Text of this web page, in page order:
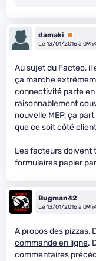
damaki Premium
Le 13/01/2016 à
Au sujet du Facteo, il
ça marche
connectivité parte
raisonnablement
nouvelle MEP, ça
que ce soit côté
Les facteurs doivent
formulaires papier
Bugman42
Le 13/01/2016 à
A propos des pizzas,
commande en ligne.
commentaires